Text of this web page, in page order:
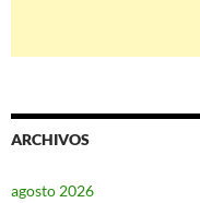
ARCHIVOS
agosto 2026